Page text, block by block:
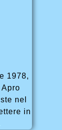
1978,
nel
in